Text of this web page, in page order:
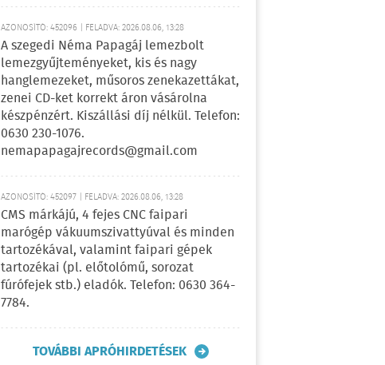
AZONOSÍTÓ: 452096 | FELADVA: 2026.08.06, 13:28
A szegedi Néma Papagáj lemezbolt
lemezgyűjteményeket, kis és nagy
hanglemezeket, műsoros zenekazettákat,
zenei CD-ket korrekt áron vásárolna
készpénzért. Kiszállási díj nélkül. Telefon:
0630 230-1076.
nemapapagajrecords@gmail.com
AZONOSÍTÓ: 452097 | FELADVA: 2026.08.06, 13:28
CMS márkájú, 4 fejes CNC faipari
marógép vákuumszivattyúval és minden
tartozékával, valamint faipari gépek
tartozékai (pl. előtolómű, sorozat
fúrófejek stb.) eladók. Telefon: 0630 364-
7784.
TOVÁBBI APRÓHIRDETÉSEK